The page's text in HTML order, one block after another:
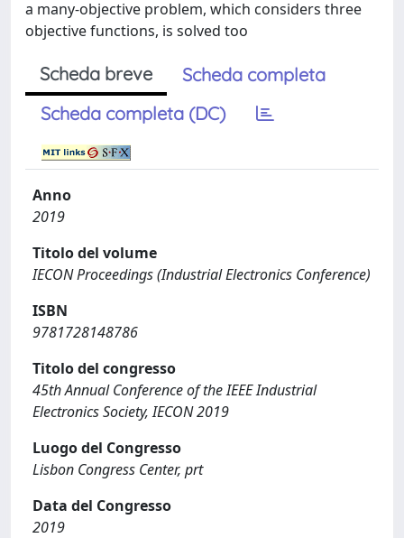
a many-objective problem, which considers three
objective functions, is solved too
Scheda breve
Scheda completa
Scheda completa (DC)
Anno
2019
Titolo del volume
IECON Proceedings (Industrial Electronics Conference)
ISBN
9781728148786
Titolo del congresso
45th Annual Conference of the IEEE Industrial
Electronics Society, IECON 2019
Luogo del Congresso
Lisbon Congress Center, prt
Data del Congresso
2019